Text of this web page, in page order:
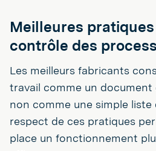
Meilleures
contrôle des
Les meilleurs fabricants
travail comme un document
non comme une simple liste
respect de ces pratiques
place un fonctionnement